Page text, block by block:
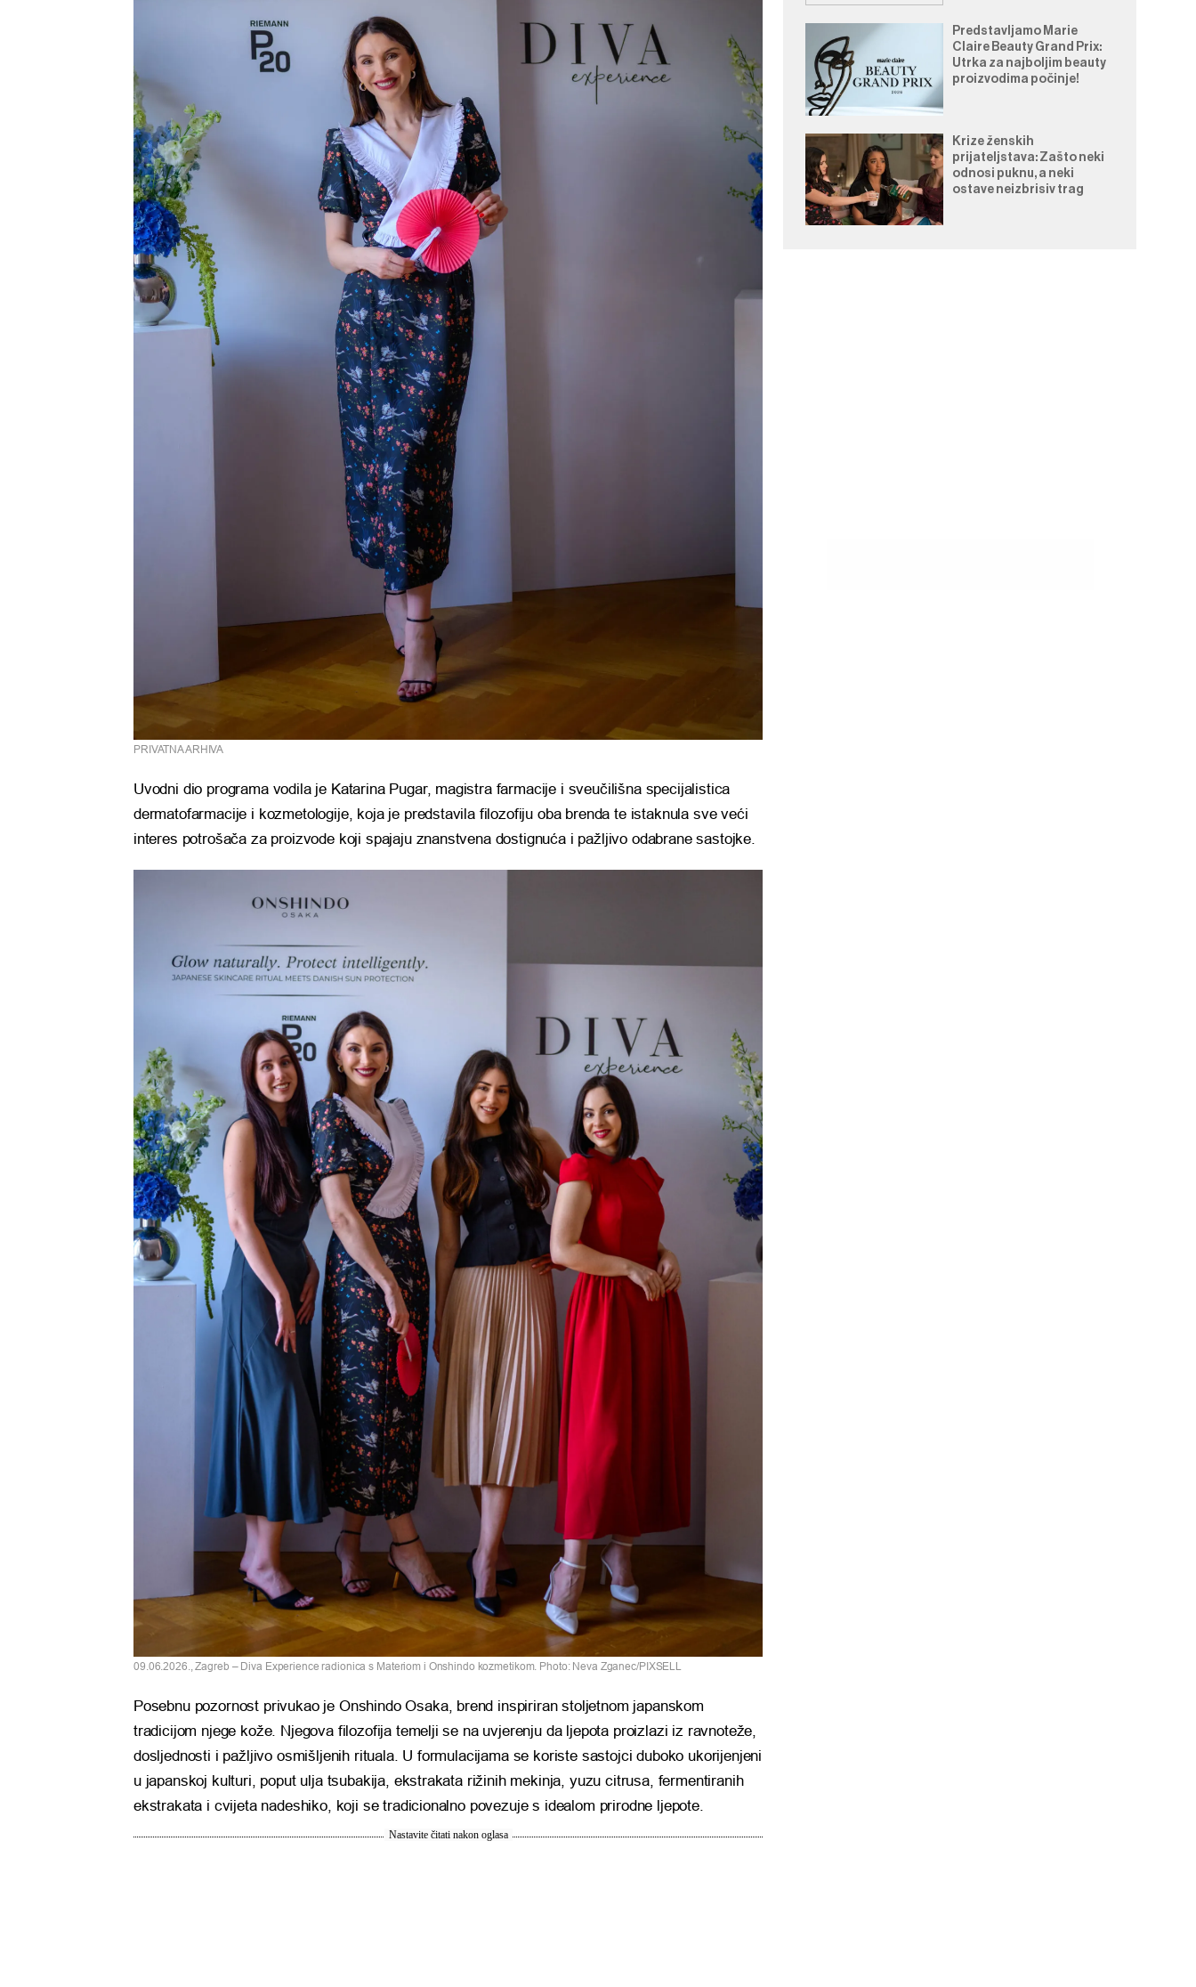
PRIVATNA ARHIVA
Uvodni dio programa vodila je Katarina Pugar, magistra farmacije i sveučilišna specijalistica
dermatofarmacije i kozmetologije, koja je predstavila filozofiju oba brenda te istaknula sve veći
interes potrošača za proizvode koji spajaju znanstvena dostignuća i pažljivo odabrane sastojke.
09.06.2026., Zagreb – Diva Experience radionica s Materiom i Onshindo kozmetikom. Photo: Neva Zganec/PIXSELL
Posebnu pozornost privukao je Onshindo Osaka, brend inspiriran stoljetnom japanskom
tradicijom njege kože. Njegova filozofija temelji se na uvjerenju da ljepota proizlazi iz ravnoteže,
dosljednosti i pažljivo osmišljenih rituala. U formulacijama se koriste sastojci duboko ukorijenjeni
u japanskoj kulturi, poput ulja tsubakija, ekstrakata rižinih mekinja, yuzu citrusa, fermentiranih
ekstrakata i cvijeta nadeshiko, koji se tradicionalno povezuje s idealom prirodne ljepote.
Nastavite čitati nakon oglasa
Predstavljamo Marie
Claire Beauty Grand Prix:
Utrka za najboljim beauty
proizvodima počinje!
Krize ženskih
prijateljstava: Zašto neki
odnosi puknu, a neki
ostave neizbrisiv trag